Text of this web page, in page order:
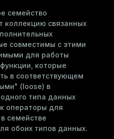
семейство
коллекцию связанных
совместимы с этими
для работы
которые
в соответствующем
(loose) в
типа данных
операторы для
семействе
обоих типов данных.